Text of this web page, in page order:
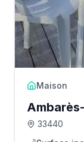
Maison
33440